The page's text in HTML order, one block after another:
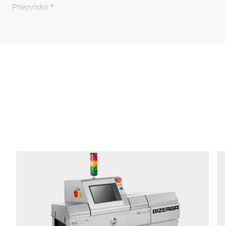
Priezvisko *
Poštové smerovacie číslo *